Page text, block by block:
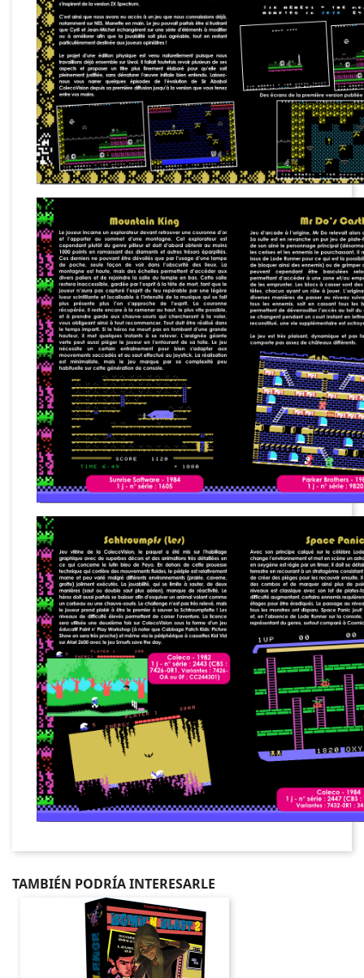
TAMBIÉN PODRÍA INTERESARLE